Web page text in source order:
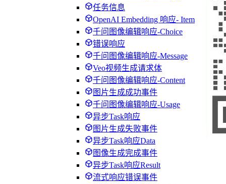
任务信息
OpenAI Embedding 响应- Item
千问图像编辑响应-Choice
错误响应
千问图像编辑响应-Message
Veo视频生成请求体
千问图像编辑响应-Content
图片生成成功事件
千问图像编辑响应-Usage
异步Task响应
图片生成失败事件
异步Task响应Data
图像生成完成事件
异步Task响应Result
流式响应错误事件